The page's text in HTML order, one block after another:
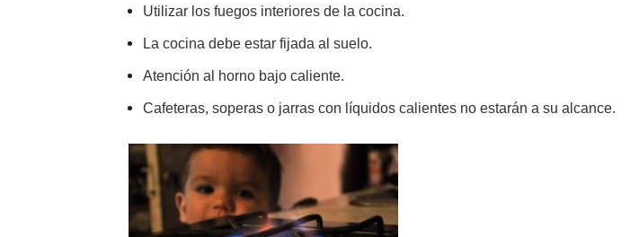
Utilizar los fuegos interiores de la cocina.
La cocina debe estar fijada al suelo.
Atención al horno bajo caliente.
Cafeteras, soperas o jarras con líquidos calientes no estarán a su alcance.